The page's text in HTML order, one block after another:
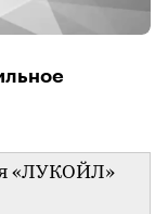
«ЛУКОЙЛ»